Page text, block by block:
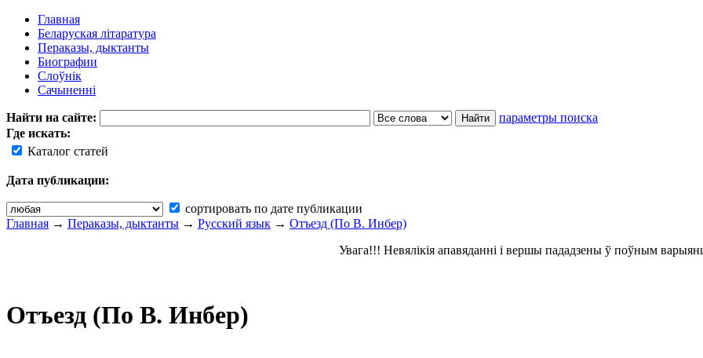
Главная
Беларуская літаратура
Пераказы, дыктанты
Биографии
Слоўнік
Сачыненні
Найти на сайте:
параметры поиска
Где искать:
Каталог статей
Дата публикации:
сортировать по дате публикации
Главная → Пераказы, дыктанты → Русский язык → Отъезд (По В. Инбер)
Увага!!! Невялікія апавяданні і вершы пададзены ў поўным
Отъезд (По В. Инбер)